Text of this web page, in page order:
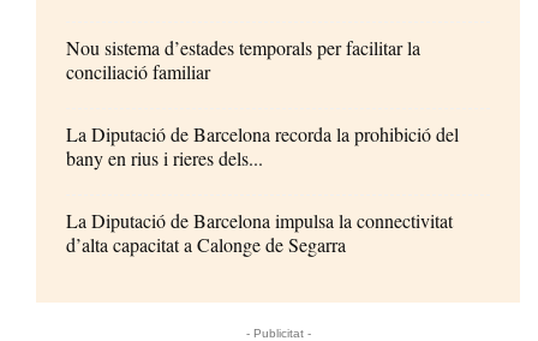
Nou sistema d’estades temporals per facilitar la
conciliació familiar
La Diputació de Barcelona recorda la prohibició del
bany en rius i rieres dels...
La Diputació de Barcelona impulsa la connectivitat
d’alta capacitat a Calonge de Segarra
- Publicitat -